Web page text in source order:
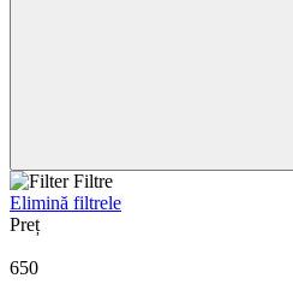
Filtre
Elimină filtrele
Preț
650